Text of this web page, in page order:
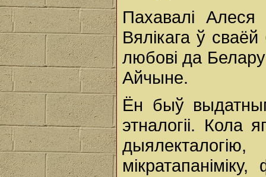
Пахавалі Алеся
Вялікага ў
любові да
Айчыне.
Ён быў
этналогіі. Кола